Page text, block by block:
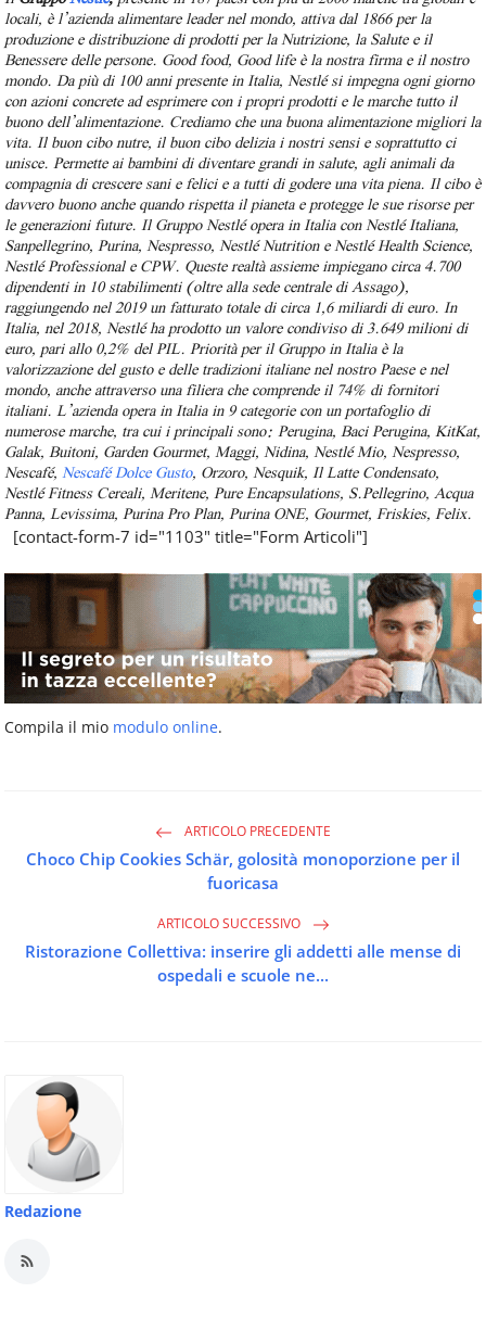
locali, è l’azienda alimentare leader nel mondo, attiva dal 1866 per la
produzione e distribuzione di prodotti per la Nutrizione, la Salute e il
Benessere delle persone.Good food, Good life è la nostra firma e il nostro
mondo. Da più di 100 anni presente in Italia, Nestlé si impegna ogni giorno
con azioni concrete ad esprimere con i propri prodotti e le marche tutto il
buono dell’alimentazione.Crediamo che una buona alimentazione migliori la
vita. Il buon cibo nutre, il buon cibo delizia i nostri sensi e soprattutto ci
unisce. Permette ai bambini di diventare grandi in salute, agli animali da
compagnia di crescere sani e felici e a tutti di godere una vita piena. Il cibo è
davvero buono anche quando rispetta il pianeta e protegge le sue risorse per
le generazioni future.Il Gruppo Nestlé opera in Italia con Nestlé Italiana,
Sanpellegrino, Purina, Nespresso, Nestlé Nutrition e Nestlé Health Science,
Nestlé Professional e CPW. Queste realtà assieme impiegano circa 4.700
dipendenti in 10 stabilimenti (oltre alla sede centrale di Assago),
raggiungendo nel 2019 un fatturato totale di circa 1,6 miliardi di euro. In
Italia, nel 2018, Nestlé ha prodotto un valore condiviso di 3.649 milioni di
euro, pari allo 0,2% del PIL. Priorità per il Gruppo in Italia è la
valorizzazione del gusto e delle tradizioni italiane nel nostro Paese e nel
mondo, anche attraverso una filiera che comprende il 74% di fornitori
italiani.L’azienda opera in Italia in 9 categorie con un portafoglio di
numerose marche, tra cui i principali sono: Perugina, Baci Perugina, KitKat,
Galak, Buitoni, Garden Gourmet, Maggi, Nidina, Nestlé Mio, Nespresso,
Nescafé,Nescafé Dolce Gusto, Orzoro, Nesquik, Il Latte Condensato,
Nestlé Fitness Cereali, Meritene, Pure Encapsulations, S.Pellegrino, Acqua
Panna, Levissima, Purina Pro Plan, Purina ONE, Gourmet, Friskies, Felix.
[contact-form-7 id="1103" title="Form Articoli"]
Compila il mio modulo online.
ARTICOLO PRECEDENTE
Choco Chip Cookies Schär, golosità monoporzione per il
fuoricasa
ARTICOLO SUCCESSIVO
Ristorazione Collettiva: inserire gli addetti alle mense di
ospedali e scuole ne...
Redazione